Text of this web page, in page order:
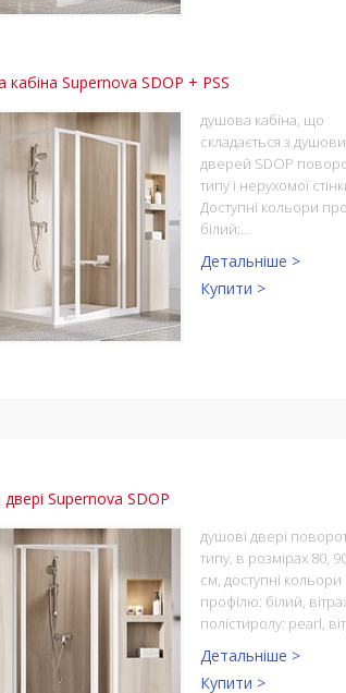
Supernova SDOP + PSS
душова кабіна, що
складається з
дверей SDOP
типу і нерухомої
Доступні кольори
білий;…
Детальніше >
Купити >
Supernova SDOP
душові двері
типу, в розмірах 80,
см, доступні кольори
профілю: білий,
полістиролу: pearl,
Детальніше >
Купити >